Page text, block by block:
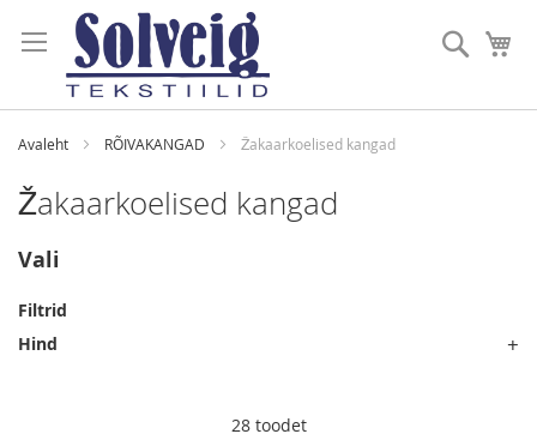
to
Content
Otsi
Avaleht RÕIVAKANGAD Žakaarkoelised kangad
Žakaarkoelised kangad
28toodet
Vali
Filtrid
Hind